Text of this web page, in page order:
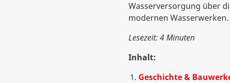
Wasserversorgung über
modernen Wasserwerken.
Lesezeit: 4 Minuten
Inhalt:
Geschichte &